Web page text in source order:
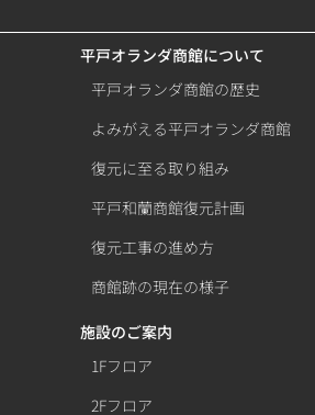
平戸オランダ商館について
平戸オランダ商館の歴史
よみがえる平戸オランダ商館
復元に至る取り組み
平戸和蘭商館復元計画
復元工事の進め方
商館跡の現在の様子
施設のご案内
1Fフロア
2Fフロア